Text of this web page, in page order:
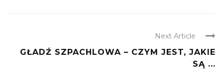
Next Article
GŁADŹ SZPACHLOWA – CZYM JEST, JAKIE
SĄ ...